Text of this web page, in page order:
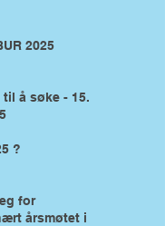
2025
å søke - 15.
?
for
årsmøtet i